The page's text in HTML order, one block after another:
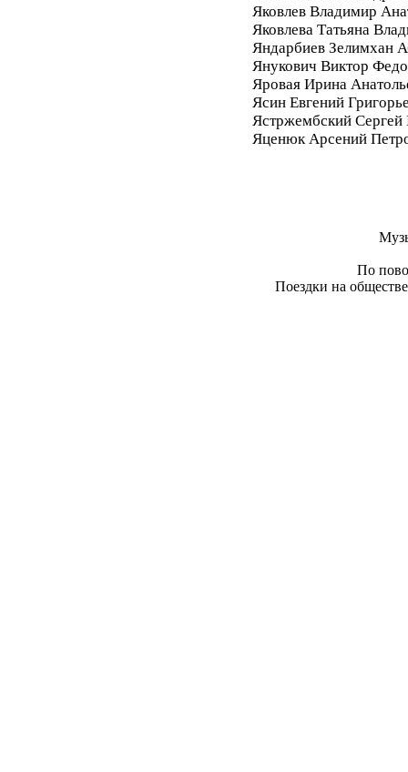
Яковлев Владимир
Яковлева Татьяна
Яндарбиев Зелимхан
Янукович Виктор
Яровая Ирина
Ясин Евгений
Ястржембский
Яценюк Арсений
По
Поездки на